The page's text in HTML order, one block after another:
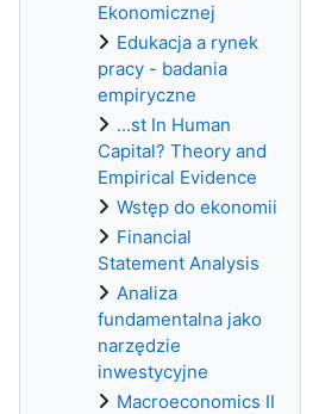
Ekonomicznej
Edukacja a rynek
pracy - badania
empiryczne
...st In Human
Capital? Theory and
Empirical Evidence
Wstęp do ekonomii
Financial
Statement Analysis
Analiza
fundamentalna jako
narzędzie
inwestycyjne
Macroeconomics II